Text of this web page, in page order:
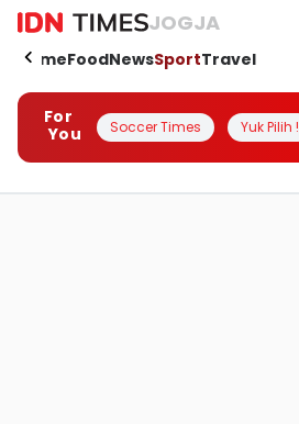
JOGJA
HomeFoodNewsSportTravel
For
You
Soccer Times Yuk Pilih !